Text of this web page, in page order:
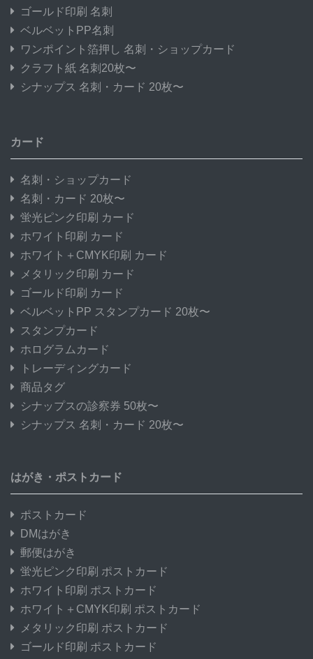
ゴールド印刷 名刺
ベルベットPP名刺
ワンポイント箔押し 名刺・ショップカード
クラフト紙 名刺20枚〜
シナップス 名刺・カード 20枚〜
カード
名刺・ショップカード
名刺・カード 20枚〜
蛍光ピンク印刷 カード
ホワイト印刷 カード
ホワイト＋CMYK印刷 カード
メタリック印刷 カード
ゴールド印刷 カード
ベルベットPP スタンプカード 20枚〜
スタンプカード
ホログラムカード
トレーディングカード
商品タグ
シナップスの診察券 50枚〜
シナップス 名刺・カード 20枚〜
はがき・ポストカード
ポストカード
DMはがき
郵便はがき
蛍光ピンク印刷 ポストカード
ホワイト印刷 ポストカード
ホワイト＋CMYK印刷 ポストカード
メタリック印刷 ポストカード
ゴールド印刷 ポストカード